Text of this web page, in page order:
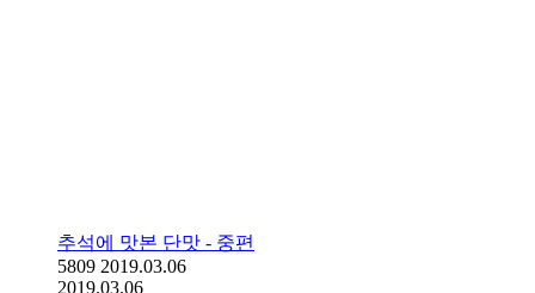
추석에 맛본 단맛 - 중편
5809 2019.03.06
2019.03.06